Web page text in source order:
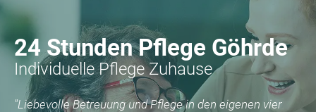
24 Stunden Pflege Göhrde
Individuelle Pflege Zuhause
"Liebevolle Betreuung und Pflege in den eigenen vier